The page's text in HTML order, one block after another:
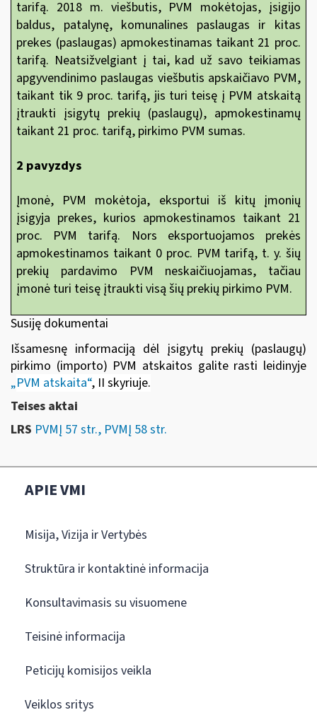
tarifą. 2018 m. viešbutis, PVM mokėtojas, įsigijo
baldus, patalynę, komunalines paslaugas ir kitas
prekes (paslaugas) apmokestinamas taikant 21 proc.
tarifą. Neatsižvelgiant į tai, kad už savo teikiamas
apgyvendinimo paslaugas viešbutis apskaičiavo PVM,
taikant tik 9 proc. tarifą, jis turi teisę į PVM atskaitą
įtraukti įsigytų prekių (paslaugų), apmokestinamų
taikant 21 proc. tarifą, pirkimo PVM sumas.
2 pavyzdys
Įmonė, PVM mokėtoja, eksportui iš kitų įmonių
įsigyja prekes, kurios apmokestinamos taikant 21
proc. PVM tarifą. Nors eksportuojamos prekės
apmokestinamos taikant 0 proc. PVM tarifą, t. y. šių
prekių pardavimo PVM neskaičiuojamas, tačiau
įmonė turi teisę įtraukti visą šių prekių pirkimo PVM.
Susiję dokumentai
Išsamesnę informaciją dėl įsigytų prekių (paslaugų)
pirkimo (importo) PVM atskaitos galite rasti leidinyje
„PVM atskaita“, II skyriuje.
Teises aktai
LRS PVMĮ 57 str., PVMĮ 58 str.
APIE VMI
Misija, Vizija ir Vertybės
Struktūra ir kontaktinė informacija
Konsultavimasis su visuomene
Teisinė informacija
Peticijų komisijos veikla
Veiklos sritys